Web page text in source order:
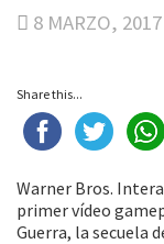
8 MARZO, 2017
Share this...
Warner Bros.
primer vídeo
Guerra, la secuela